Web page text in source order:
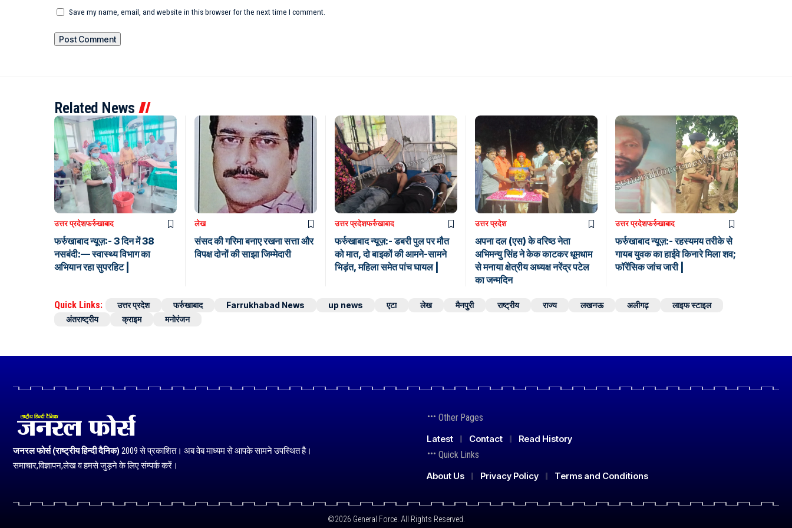
Save my name, email, and website in this browser for the next time I comment.
Related News
उत्तर प्रदेशफर्रुखाबाद
फर्रुखाबाद न्यूज़:- 3 दिन में 38
नसबंदी:— स्वास्थ्य विभाग का
अभियान रहा सुपरहिट |
लेख
संसद की गरिमा बनाए रखना सत्ता और
विपक्ष दोनों की साझा जिम्मेदारी
उत्तर प्रदेशफर्रुखाबाद
फर्रुखाबाद न्यूज़:- डबरी पुल पर मौत
को मात, दो बाइकों की आमने-सामने
भिड़ंत, महिला समेत पांच घायल |
उत्तर प्रदेश
अपना दल (एस) के वरिष्ठ नेता
अभिमन्यु सिंह ने केक काटकर धूमधाम
से मनाया क्षेत्रीय अध्यक्ष नरेंद्र पटेल
का जन्मदिन
उत्तर प्रदेशफर्रुखाबाद
फर्रुखाबाद न्यूज़:- रहस्यमय तरीके से
गायब युवक का हाईवे किनारे मिला शव;
फॉरेंसिक जांच जारी |
Quick Links: उत्तर प्रदेश फर्रुखाबाद Farrukhabad News up news एटा लेख मैनपुरी राष्ट्रीय राज्य लखनऊ अलीगढ़
लाइफ स्टाइल
अंतराष्ट्रीय
क्राइम मनोरंजन
जनरल फोर्स (राष्ट्रीय हिन्दी दैनिक) 2009 से प्रकाशित। अब वेब माध्यम से आपके सामने उपस्थित है।
समाचार,विज्ञापन,लेख व हमसे जुड़ने के लिए संम्पर्क करें।
Other Pages
Latest
Contact
Read History
Quick Links
About Us
Privacy Policy Terms and Conditions
©2026 General Force. All Rights Reserved.